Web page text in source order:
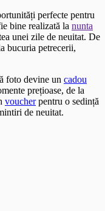
perfecte pentru
bine realizată la nunta
unei zile de neuitat. De
bucuria petrecerii,
foto devine un cadou
prețioase, de la
voucherpentru o sedință
de neuitat.